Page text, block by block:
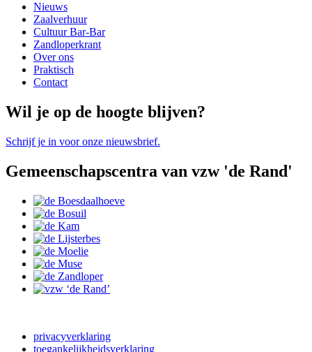
Nieuws
Zaalverhuur
Cultuur Bar-Bar
Zandloperkrant
Over ons
Praktisch
Contact
Wil je op de hoogte blijven?
Schrijf je in voor onze nieuwsbrief.
Gemeenschapscentra van vzw 'de Rand'
privacyverklaring
toegankelijkheidsverklaring